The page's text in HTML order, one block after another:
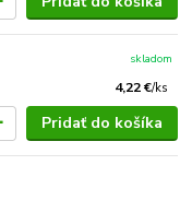
4,22 €/ks
skladom
Pridať do košíka